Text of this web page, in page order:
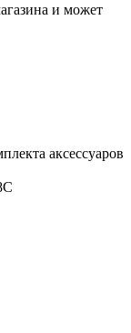
и может
аксессуаров